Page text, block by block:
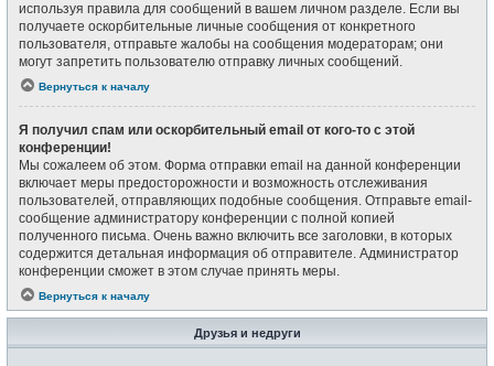
используя правила для сообщений в вашем личном разделе. Если вы
получаете оскорбительные личные сообщения от конкретного
пользователя, отправьте жалобы на сообщения модераторам; они
могут запретить пользователю отправку личных сообщений.
Вернуться к началу
Я получил спам или оскорбительный email от кого-то с этой
конференции!
Мы сожалеем об этом. Форма отправки email на данной конференции
включает меры предосторожности и возможность отслеживания
пользователей, отправляющих подобные сообщения. Отправьте email-
сообщение администратору конференции с полной копией
полученного письма. Очень важно включить все заголовки, в которых
содержится детальная информация об отправителе. Администратор
конференции сможет в этом случае принять меры.
Вернуться к началу
Друзья и недруги